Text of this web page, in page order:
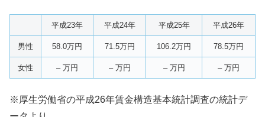
平成23年 平成24年 平成25年 平成26年
男性 58.0万円 71.5万円 106.2万円 78.5万円
女性 – 万円 – 万円 – 万円 – 万円
※厚生労働省の平成26年賃金構造基本統計調査の統計デ